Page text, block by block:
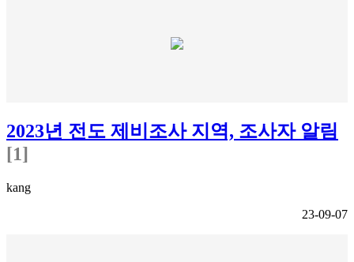
2023년 전도 제비조사 지역, 조사자 알림
[1]
kang
23-09-07